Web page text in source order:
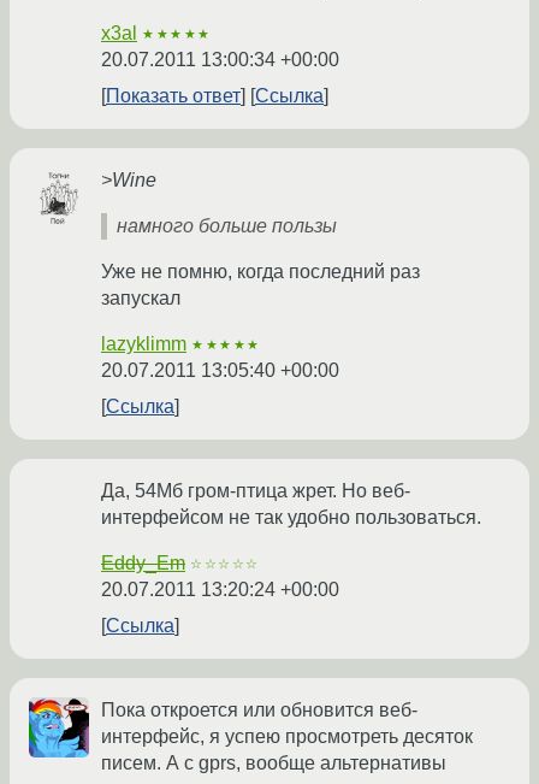
x3al ★★★★★
20.07.2011 13:00:34 +00:00
Показать ответ
Ссылка
>Wine
намного больше пользы
Уже не помню, когда последний раз
запускал
lazyklimm ★★★★★
20.07.2011 13:05:40 +00:00
Ссылка
Да, 54Мб гром-птица жрет. Но веб-
интерфейсом не так удобно пользоваться.
Eddy_Em ☆☆☆☆☆
20.07.2011 13:20:24 +00:00
Ссылка
Пока откроется или обновится веб-
интерфейс, я успею просмотреть десяток
писем. А с gprs, вообще альтернативы